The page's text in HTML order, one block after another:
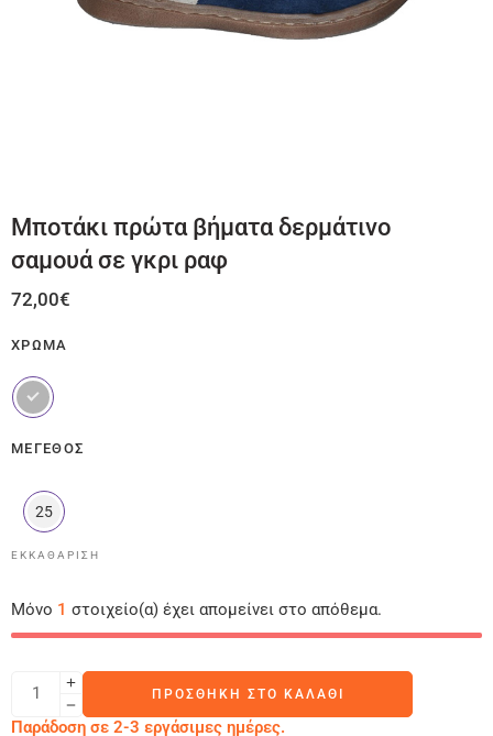
Μποτάκι πρώτα βήματα δερμάτινο
σαμουά σε γκρι ραφ
72,00€
ΧΡΏΜΑ
ΜΈΓΕΘΟΣ
25
ΕΚΚΑΘΆΡΙΣΗ
Μόνο 1 στοιχείο(α) έχει απομείνει στο απόθεμα.
ΠΡΟΣΘΉΚΗ ΣΤΟ ΚΑΛΆΘΙ
Παράδοση σε 2-3 εργάσιμες ημέρες.